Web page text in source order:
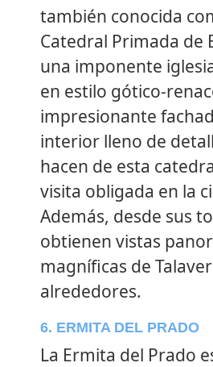
también conocida
Catedral Primada de
una imponente
en estilo gótico-
impresionante
interior lleno de
hacen de esta
visita obligada en la
Además, desde sus
obtienen vistas
magníficas de
alrededores.
6. ERMITA DEL PRADO
La Ermita del Prado